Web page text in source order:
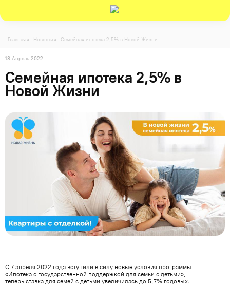
Главная Новости Семейная ипотека 2,5% в Новой Жизни
13 Апрель 2022
Семейная ипотека 2,5% в
Новой Жизни
С 7 апреля 2022 года вступили в силу новые условия программы
«Ипотека с государственной поддержкой для семьи с детьми»,
теперь ставка для семей с детьми увеличилась до 5,7% годовых.